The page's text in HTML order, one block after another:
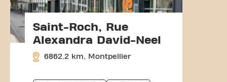
Saint-Roch, Rue
Alexandra David-Neel
6862.2 km, Montpellier